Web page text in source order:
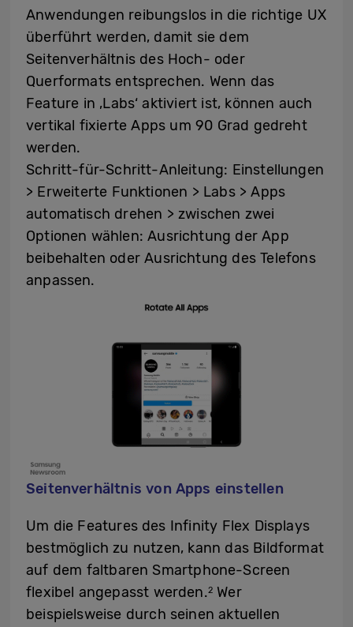
Anwendungen reibungslos in die richtige UX
überführt werden, damit sie dem
Seitenverhältnis des Hoch- oder
Querformats entsprechen. Wenn das
Feature in ‚Labs‘ aktiviert ist, können auch
vertikal fixierte Apps um 90 Grad gedreht
werden.
Schritt-für-Schritt-Anleitung: Einstellungen
> Erweiterte Funktionen > Labs > Apps
automatisch drehen > zwischen zwei
Optionen wählen: Ausrichtung der App
beibehalten oder Ausrichtung des Telefons
anpassen.
Seitenverhältnis von Apps einstellen
Um die Features des Infinity Flex Displays
bestmöglich zu nutzen, kann das Bildformat
auf dem faltbaren Smartphone-Screen
flexibel angepasst werden.2 Wer
beispielsweise durch seinen aktuellen